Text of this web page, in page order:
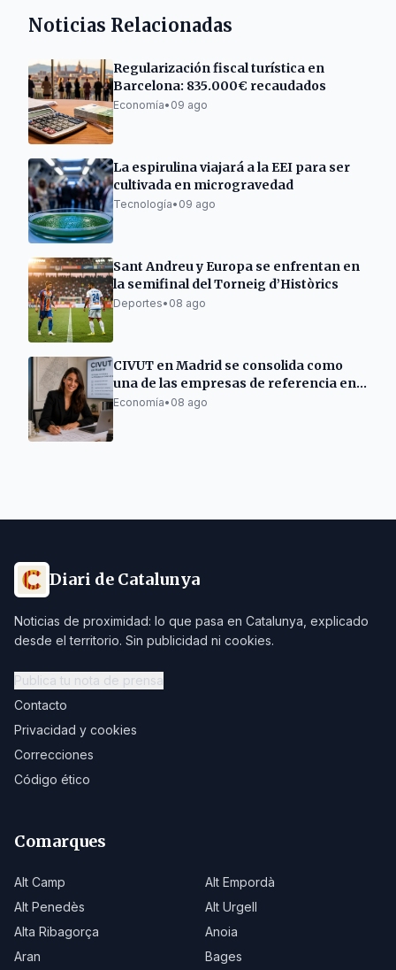
Noticias Relacionadas
Regularización fiscal turística en
Barcelona: 835.000€ recaudados
Economía• 09 ago
La espirulina viajará a la EEI para ser
cultivada en microgravedad
Tecnología• 09 ago
Sant Andreu y Europa se enfrentan en
la semifinal del Torneig d’Històrics
Deportes• 08 ago
CIVUT en Madrid se consolida como
una de las empresas de referencia en
la tramitación de licencias turísticas
Economía• 08 ago
Diari de Catalunya
Noticias de proximidad: lo que pasa en Catalunya, explicado
desde el territorio. Sin publicidad ni cookies.
Publica tu nota de prensa
Contacto
Privacidad y cookies
Correcciones
Código ético
Comarques
Alt Camp
Alt Empordà
Alt Penedès
Alt Urgell
Alta Ribagorça
Anoia
Aran
Bages